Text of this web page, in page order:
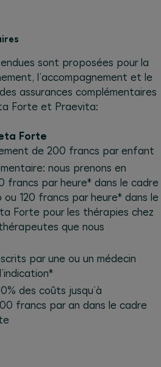
sont proposées pour la
l’accompagnement et le
assurances complémentaires
Forte et Praevita:
Forte
de 200 francs par enfant
nous prenons en
francs par heure* dans le cadre
120 francs par heure* dans le
Forte pour les thérapies chez
que nous
par une ou un médecin
des coûts jusqu’à
francs par an dans le cadre